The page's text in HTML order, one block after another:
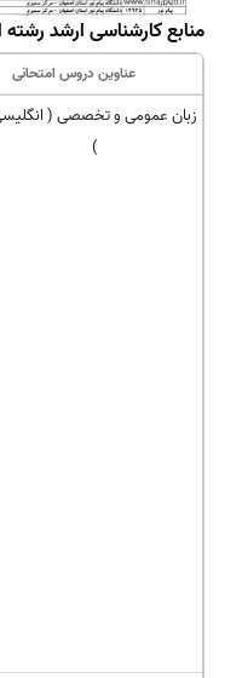
منابع کارشناسی ارشد رشته
عناوین دروس امتحانی
زبان عمومی و تخصصی (
)